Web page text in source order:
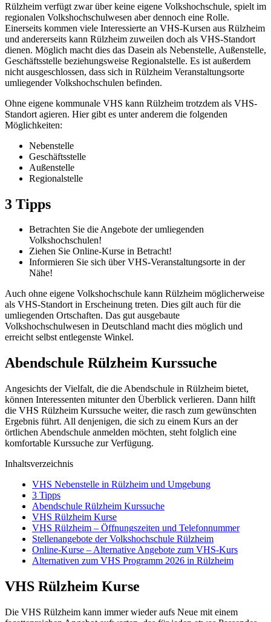
Rülzheim verfügt zwar über keine eigene Volkshochschule, spielt im
regionalen Volkshochschulwesen aber dennoch eine Rolle.
Einerseits kommen viele Interessierte an VHS-Kursen aus Rülzheim
und andererseits kann Rülzheim zuweilen doch als VHS-Standort
dienen. Möglich macht dies das Dasein als Nebenstelle, Außenstelle,
Geschäftsstelle beziehungsweise Regionalstelle. Es ist außerdem
nicht ausgeschlossen, dass sich in Rülzheim Veranstaltungsorte
umliegender Volkshochschulen befinden.
Ohne eigene kommunale VHS kann Rülzheim trotzdem als VHS-
Standort agieren. Hier gibt es unter anderem die folgenden
Möglichkeiten:
Nebenstelle
Geschäftsstelle
Außenstelle
Regionalstelle
3 Tipps
Betrachten Sie die Angebote der umliegenden
Volkshochschulen!
Ziehen Sie Online-Kurse in Betracht!
Informieren Sie sich über VHS-Veranstaltungsorte in der
Nähe!
Auch ohne eigene Volkshochschule kann Rülzheim möglicherweise
als VHS-Standort in Erscheinung treten. Dies gilt auch für die
umliegenden Ortschaften. Das gut ausgebaute
Volkshochschulwesen in Deutschland macht dies möglich und
erreicht selbst entlegenste Winkel.
Abendschule Rülzheim Kurssuche
Angesichts der Vielfalt, die die Abendschule in Rülzheim bietet,
können Interessenten mitunter den Überblick verlieren. Dann hilft
die VHS Rülzheim Kurssuche weiter, die rasch zum gewünschten
Ergebnis führt. All denjenigen, die sich zu einem Kurs an der
örtlichen Abendschule anmelden möchten, steht folglich eine
komfortable Kurssuche zur Verfügung.
Inhaltsverzeichnis
VHS Nebenstelle in Rülzheim und Umgebung
3 Tipps
Abendschule Rülzheim Kurssuche
VHS Rülzheim Kurse
VHS Rülzheim – Öffnungszeiten und Telefonnummer
Stellenangebote der Volkshochschule Rülzheim
Online-Kurse – Alternative Angebote zum VHS-Kurs
Alternativen zum VHS Programm 2026 in Rülzheim
VHS Rülzheim Kurse
Die VHS Rülzheim kann immer wieder aufs Neue mit einem